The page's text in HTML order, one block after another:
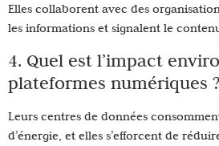
Elles collaborent avec des
les informations et signalent le
4. Quel est l’impact
plateformes numériques ?
Leurs centres de données
d’énergie, et elles s’efforcent de